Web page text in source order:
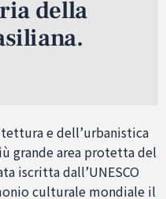
della
e dell’urbanistica
grande area protetta del
iscritta dall’UNESCO
culturale mondiale il